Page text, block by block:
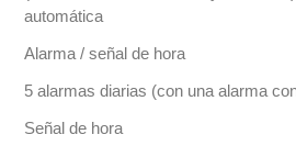
automática
Alarma / señal de hora
5 alarmas diarias (con una alarma
Señal de hora